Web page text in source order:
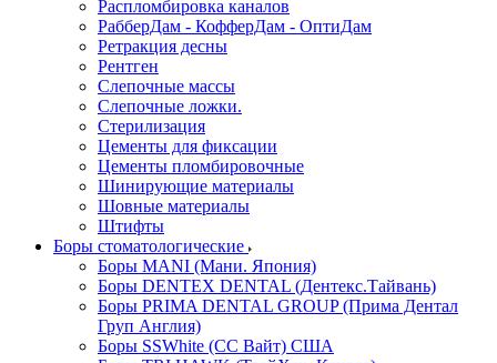
Распломбировка каналов
РабберДам - КофферДам - ОптиДам
Ретракция десны
Рентген
Слепочные массы
Слепочные ложки.
Стерилизация
Цементы для фиксации
Цементы пломбировочные
Шинирующие материалы
Шовные материалы
Штифты
Боры стоматологические
Боры MANI (Мани. Япония)
Боры DENTEX DENTAL (Дентекс.Тайвань)
Боры PRIMA DENTAL GROUP (Прима Дентал
Груп Англия)
Боры SSWhite (СС Вайт) США